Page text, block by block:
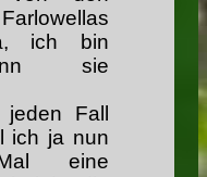
ich bin
sie
Fall
ich ja nun
eine